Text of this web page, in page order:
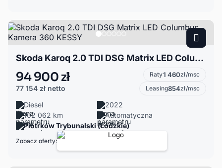
Skoda Karoq 2.0 TDI DSG Matrix LED Columbus Kamera 360 KESSY
94 900 zł
77 154 zł netto
Raty1 460zł/msc
Leasing854zł/msc
Diesel
2022
102 062 km
Automatyczna
Piotrków Trybunalski (Łódzkie)
Zobacz oferty: